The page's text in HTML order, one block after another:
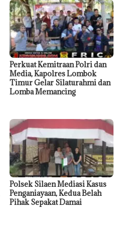
Perkuat Kemitraan Polri dan
Media, Kapolres Lombok
Timur Gelar Silaturahmi dan
Lomba Memancing
Polsek Silaen Mediasi Kasus
Penganiayaan, Kedua Belah
Pihak Sepakat Damai